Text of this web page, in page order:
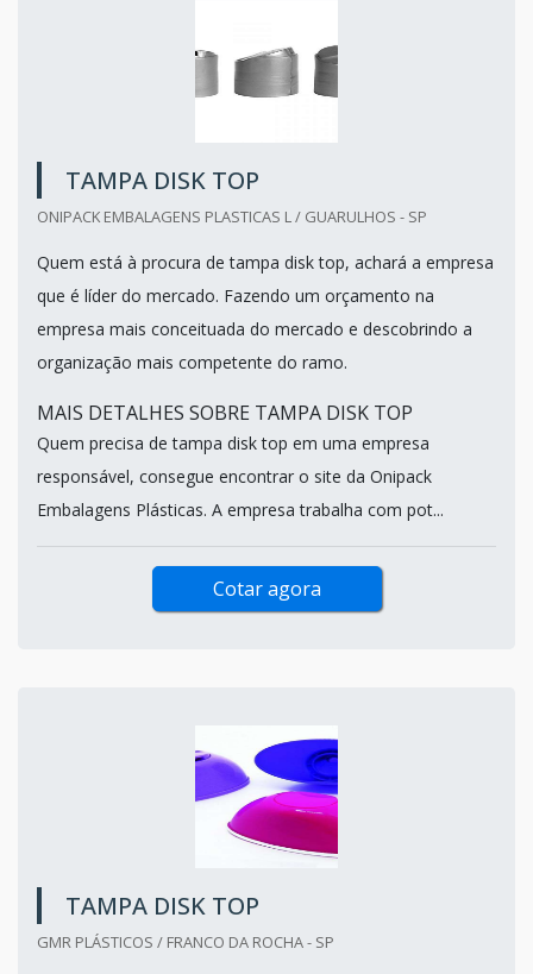
TAMPA DISK TOP
ONIPACK EMBALAGENS PLASTICAS L / GUARULHOS - SP
Quem está à procura de tampa disk top, achará a empresa
que é líder do mercado. Fazendo um orçamento na
empresa mais conceituada do mercado e descobrindo a
organização mais competente do ramo.
MAIS DETALHES SOBRE TAMPA DISK TOP
Quem precisa de tampa disk top em uma empresa
responsável, consegue encontrar o site da Onipack
Embalagens Plásticas. A empresa trabalha com pot...
Cotar agora
TAMPA DISK TOP
GMR PLÁSTICOS / FRANCO DA ROCHA - SP